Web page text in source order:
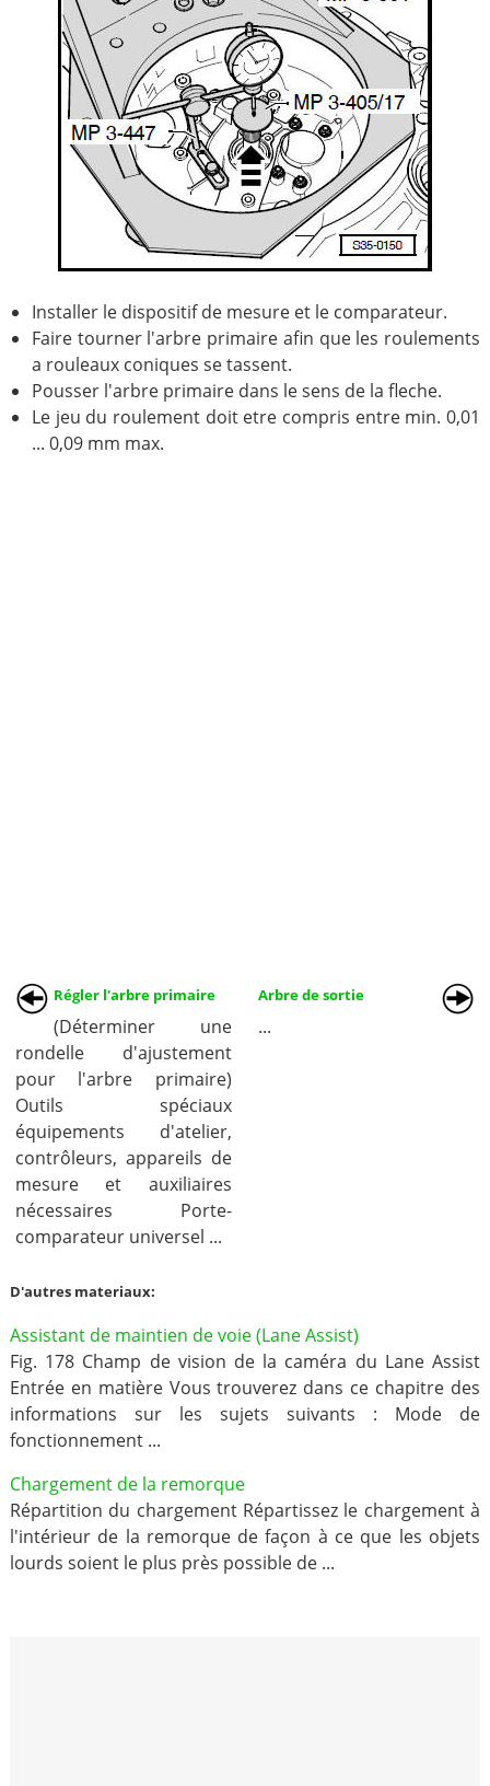
Installer le dispositif de mesure et le comparateur.
Faire tourner l'arbre primaire afin que les roulements
a rouleaux coniques se tassent.
Pousser l'arbre primaire dans le sens de la fleche.
Le jeu du roulement doit etre compris entre min. 0,01
... 0,09 mm max.
Régler l'arbre primaire
(Déterminer une
rondelle d'ajustement
pour l'arbre primaire)
Outils spéciaux
équipements d'atelier,
contrôleurs, appareils de
mesure et auxiliaires
nécessaires Porte-
comparateur universel ...
Arbre de sortie
...
D'autres materiaux:
Assistant de maintien de voie (Lane Assist)
Fig. 178 Champ de vision de la caméra du Lane Assist
Entrée en matière Vous trouverez dans ce chapitre des
informations sur les sujets suivants : Mode de
fonctionnement ...
Chargement de la remorque
Répartition du chargement Répartissez le chargement à
l'intérieur de la remorque de façon à ce que les objets
lourds soient le plus près possible de ...